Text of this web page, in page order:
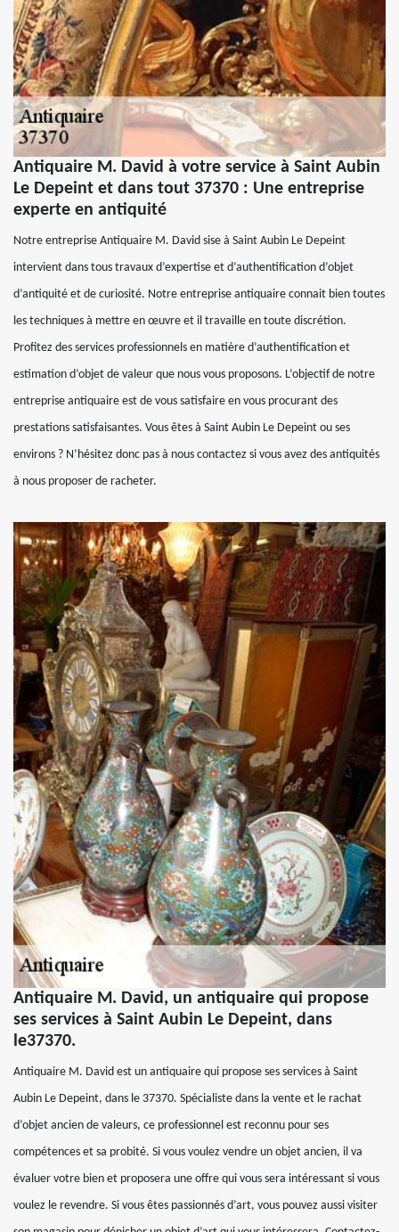
Antiquaire M. David à votre service à Saint Aubin
Le Depeint et dans tout 37370 : Une entreprise
experte en antiquité
Notre entreprise Antiquaire M. David sise à Saint Aubin Le Depeint
intervient dans tous travaux d’expertise et d’authentification d’objet
d’antiquité et de curiosité. Notre entreprise antiquaire connait bien toutes
les techniques à mettre en œuvre et il travaille en toute discrétion.
Profitez des services professionnels en matière d’authentification et
estimation d’objet de valeur que nous vous proposons. L’objectif de notre
entreprise antiquaire est de vous satisfaire en vous procurant des
prestations satisfaisantes. Vous êtes à Saint Aubin Le Depeint ou ses
environs ? N’hésitez donc pas à nous contactez si vous avez des antiquités
à nous proposer de racheter.
Antiquaire M. David, un antiquaire qui propose
ses services à Saint Aubin Le Depeint, dans
le37370.
Antiquaire M. David est un antiquaire qui propose ses services à Saint
Aubin Le Depeint, dans le 37370. Spécialiste dans la vente et le rachat
d’objet ancien de valeurs, ce professionnel est reconnu pour ses
compétences et sa probité. Si vous voulez vendre un objet ancien, il va
évaluer votre bien et proposera une offre qui vous sera intéressant si vous
voulez le revendre. Si vous êtes passionnés d’art, vous pouvez aussi visiter